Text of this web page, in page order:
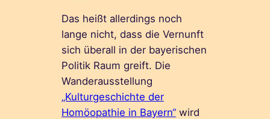
Das heißt allerdings noch
lange nicht, dass die Vernunft
sich überall in der bayerischen
Politik Raum greift. Die
Wanderausstellung
„Kulturgeschichte der
Homöopathie in Bayern“ wird